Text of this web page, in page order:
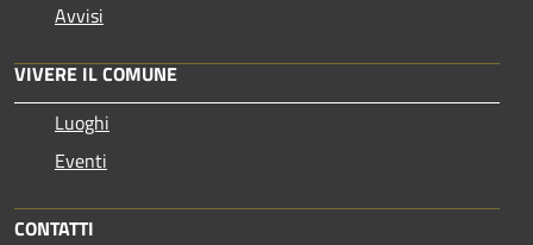
Avvisi
VIVERE IL COMUNE
Luoghi
Eventi
CONTATTI